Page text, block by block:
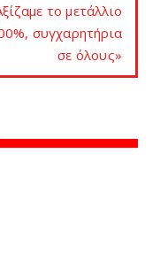
το μετάλλιο
συγχαρητήρια
σε όλους»